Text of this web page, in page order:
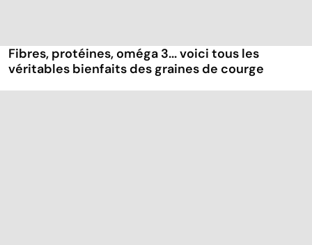
Fibres, protéines, oméga 3... voici tous les
véritables bienfaits des graines de courge